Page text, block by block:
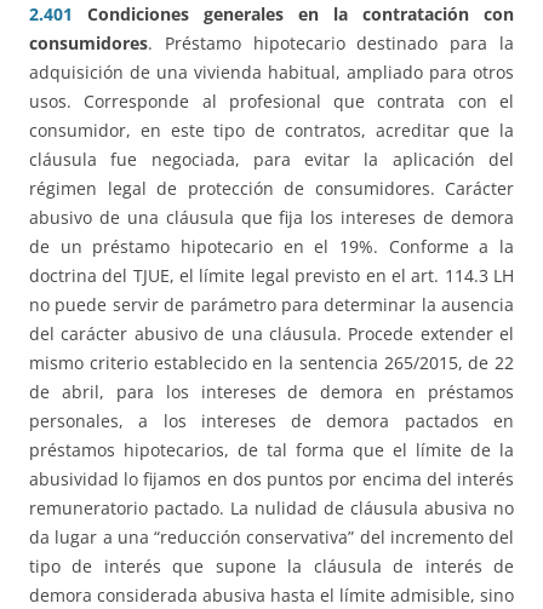
2.401
Condiciones generales en la contratación con
consumidores. Préstamo hipotecario destinado para la
adquisición de una vivienda habitual, ampliado para otros
usos. Corresponde al profesional que contrata con el
consumidor, en este tipo de contratos, acreditar que la
cláusula fue negociada, para evitar la aplicación del
régimen legal de protección de consumidores. Carácter
abusivo de una cláusula que fija los intereses de demora
de un préstamo hipotecario en el 19%. Conforme a la
doctrina del TJUE, el límite legal previsto en el art. 114.3 LH
no puede servir de parámetro para determinar la ausencia
del carácter abusivo de una cláusula. Procede extender el
mismo criterio establecido en la sentencia 265/2015, de 22
de abril, para los intereses de demora en préstamos
personales, a los intereses de demora pactados en
préstamos hipotecarios, de tal forma que el límite de la
abusividad lo fijamos en dos puntos por encima del interés
remuneratorio pactado. La nulidad de cláusula abusiva no
da lugar a una “reducción conservativa” del incremento del
tipo de interés que supone la cláusula de interés de
demora considerada abusiva hasta el límite admisible, sino